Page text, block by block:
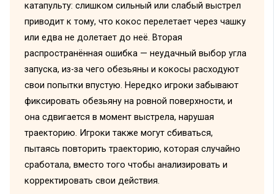
катапульту: слишком сильный или слабый выстрел
приводит к тому, что кокос перелетает через чашку
или едва не долетает до неё. Вторая
распространённая ошибка — неудачный выбор угла
запуска, из-за чего обезьяны и кокосы расходуют
свои попытки впустую. Нередко игроки забывают
фиксировать обезьяну на ровной поверхности, и
она сдвигается в момент выстрела, нарушая
траекторию. Игроки также могут сбиваться,
пытаясь повторить траекторию, которая случайно
сработала, вместо того чтобы анализировать и
корректировать свои действия.